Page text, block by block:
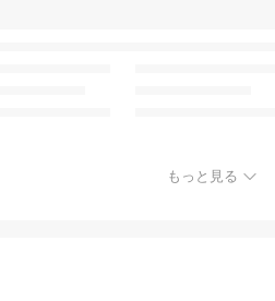
もっと見る